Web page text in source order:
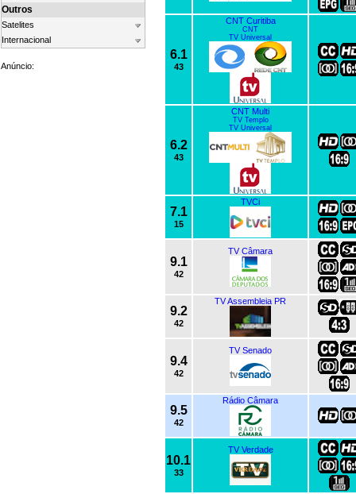
Outros
Satelites
Internacional
Anúncio:
6.1
43
CNT Curitiba
CNT
TV Universal
6.2
43
CNT Multi
TV Templo
TV Universal
7.1
15
TVCi
9.1
42
TV Câmara
9.2
42
TV Assembleia PR
9.4
42
TV Senado
9.5
42
Rádio Câmara
10.1
33
TV Verdade